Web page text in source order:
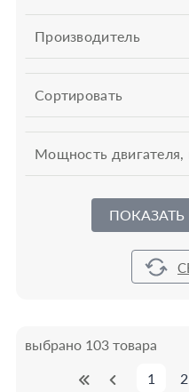
Сортировать
Производитель
Мощность двигателя,
выбрано 103 товара
1
2